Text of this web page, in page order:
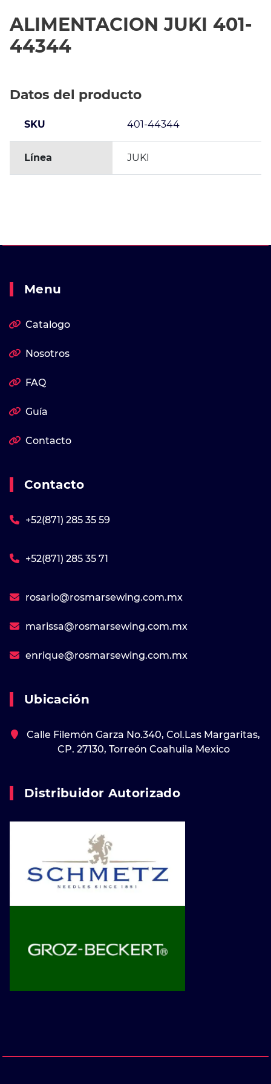
ALIMENTACION JUKI 401-
44344
Datos del producto
SKU 401-44344
Línea JUKI
Menu
Catalogo
Nosotros
FAQ
Guía
Contacto
Contacto
+52(871) 285 35 59
+52(871) 285 35 71
rosario@rosmarsewing.com.mx
marissa@rosmarsewing.com.mx
enrique@rosmarsewing.com.mx
Ubicación
Calle Filemón Garza No.340, Col.Las Margaritas,
CP. 27130, Torreón Coahuila Mexico
Distribuidor Autorizado